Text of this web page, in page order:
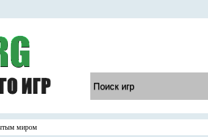
миром